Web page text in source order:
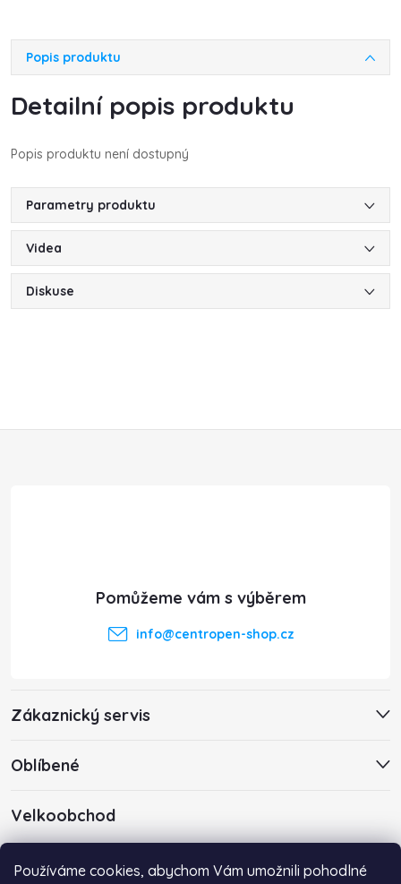
Používáme cookies, abychom Vám umožnili pohodlné
Popis produktu
Detailní popis produktu
Popis produktu není dostupný
Parametry produktu
Videa
Diskuse
Zákaznický servis
Oblíbené
Velkoobchod
poptávkou emailem na adresuinfo@centropen-shop.cz.
info@centropen-shop.cz